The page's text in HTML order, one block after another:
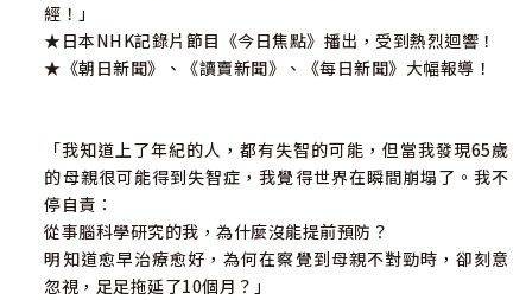
經！」
★日本NHK記錄片節目《今日焦點》播出，受到熱烈迴響！
★《朝日新聞》、《讀賣新聞》、《每日新聞》大幅報導！
「我知道上了年紀的人，都有失智的可能，但當我發現65歲
的母親很可能得到失智症，我覺得世界在瞬間崩塌了。我不
停自責：
從事腦科學研究的我，為什麼沒能提前預防？
明知道愈早治療愈好，為何在察覺到母親不對勁時，卻刻意
忽視，足足拖延了10個月？」